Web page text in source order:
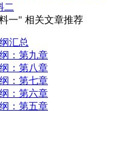
二
一" 相关文章推荐
汇总
：第九章
：第八章
：第七章
：第六章
：第五章